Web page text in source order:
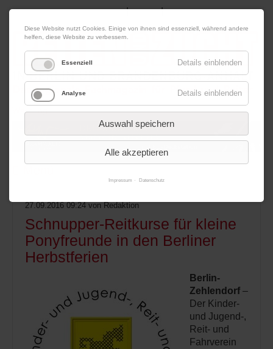
07. August 2026 Impressum|Kontakt|Datenschutz
Werbung
27.09.2016 09:24 von Redaktion
Schnupper-Reitkurse für kleine
Ponyfreunde in den Berliner
Herbstferien
Berlin-
Zehlendorf –
Der Kinder-
und Jugend-,
Reit- und
Fahrverein
Diese Website nutzt Cookies. Einige von ihnen sind essenziell, während andere
helfen, diese Website zu verbessern.
Essenziell Details einblenden
Analyse Details einblenden
Auswahl speichern
Alle akzeptieren
Impressum Datenschutz